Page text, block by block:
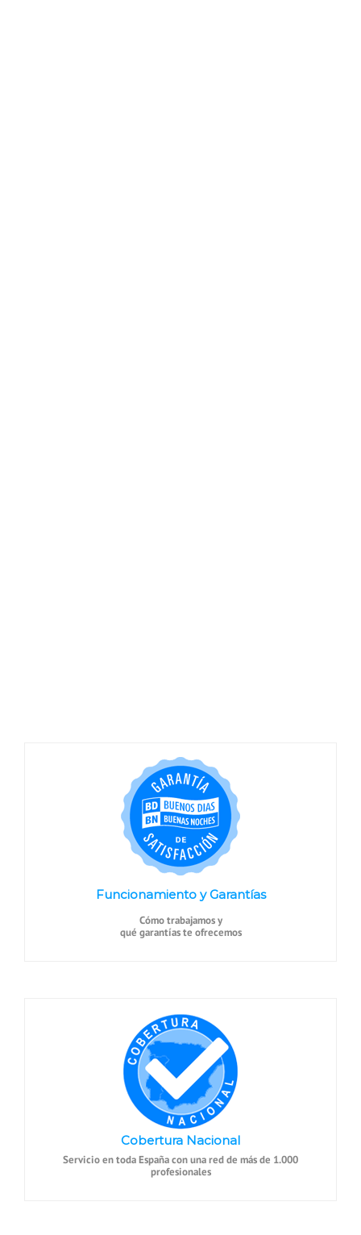
Funcionamiento y Garantías
Cómo trabajamos y
qué garantías te ofrecemos
Cobertura Nacional
Servicio en toda España con una red de más de 1.000
profesionales